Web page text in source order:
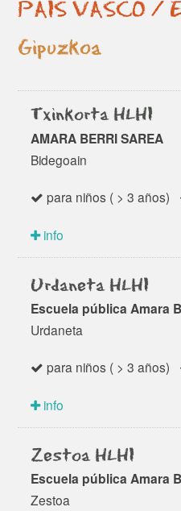
PAÍS VASCO /
Gipuzkoa
Txinkorta HLHI
AMARA BERRI SAREA
Bidegoain
para niños ( > 3 años)
info
Urdaneta HLHI
Escuela pública Amara
Urdaneta
para niños ( > 3 años)
info
Zestoa HLHI
Escuela pública Amara
Zestoa